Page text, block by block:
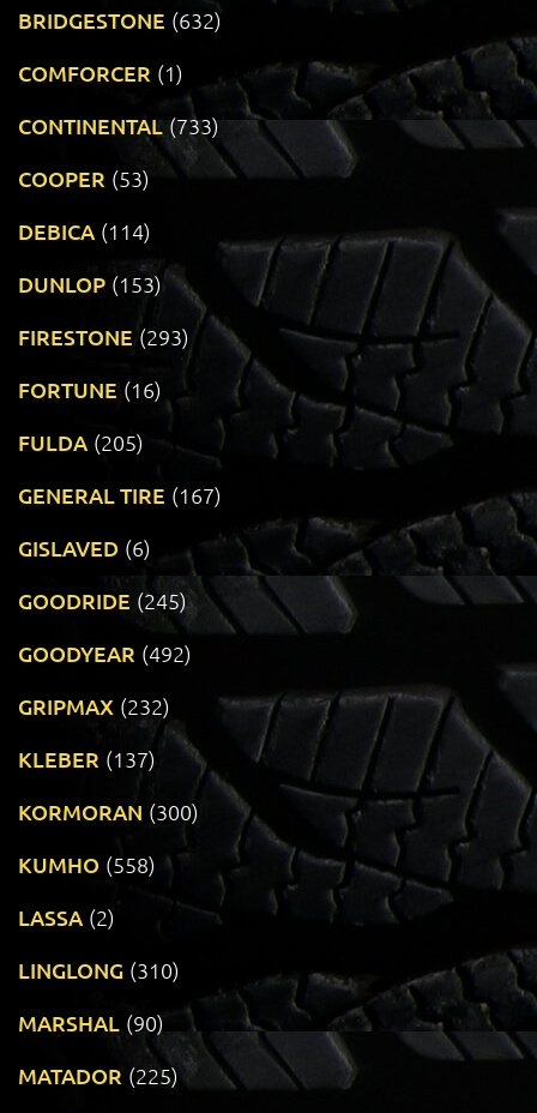
BRIDGESTONE (632)
COMFORCER (1)
CONTINENTAL (733)
COOPER (53)
DEBICA (114)
DUNLOP (153)
FIRESTONE (293)
FORTUNE (16)
FULDA (205)
GENERAL TIRE (167)
GISLAVED (6)
GOODRIDE (245)
GOODYEAR (492)
GRIPMAX (232)
KLEBER (137)
KORMORAN (300)
KUMHO (558)
LASSA (2)
LINGLONG (310)
MARSHAL (90)
MATADOR (225)